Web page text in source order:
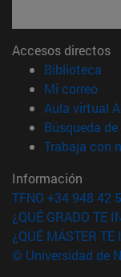
Accesos directos
Biblioteca
Mi correo
Aula virtual
Búsqueda
Trabaja con
Información
TFNO +34 948 42
¿QUÉ GRADO TE
¿QUÉ MÁSTER TE
© Universidad de